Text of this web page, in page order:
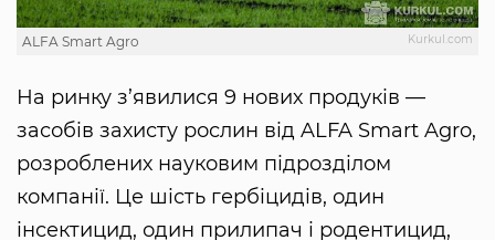
Kurkul.com
ALFA Smart Agro
На ринку з’явилися 9 нових продуків —
засобів захисту рослин від ALFA Smart Agro,
розроблених науковим підрозділом
компанії. Це шість гербіцидів, один
інсектицид, один прилипач і родентицид,